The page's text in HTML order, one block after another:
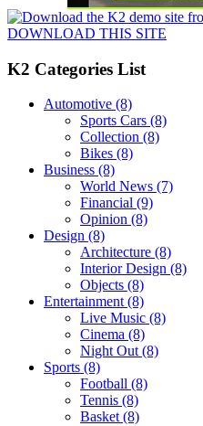
DOWNLOAD THIS SITE
K2 Categories List
Automotive (8)
Sports Cars (8)
Collection (8)
Bikes (8)
Business (8)
World News (7)
Financial (9)
Opinion (8)
Design (8)
Architecture (8)
Interior Design (8)
Objects (8)
Entertainment (8)
Live Music (8)
Cinema (8)
Night Out (8)
Sports (8)
Football (8)
Tennis (8)
Basket (8)